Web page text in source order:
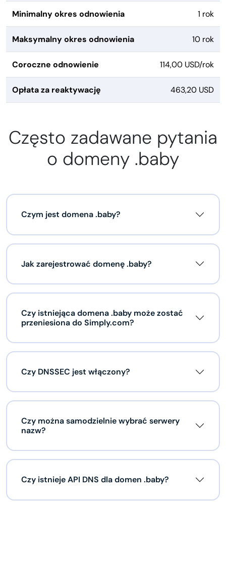
Minimalny okres odnowienia 1 rok
Maksymalny okres odnowienia 10 rok
Coroczne odnowienie 114,00 USD/rok
Opłata za reaktywację 463,20 USD
Często zadawane pytania
o domeny .baby
Czym jest domena .baby?
Jak zarejestrować domenę .baby?
Czy istniejąca domena .baby może zostać
przeniesiona do Simply.com?
Czy DNSSEC jest włączony?
Czy można samodzielnie wybrać serwery
nazw?
Czy istnieje API DNS dla domen .baby?